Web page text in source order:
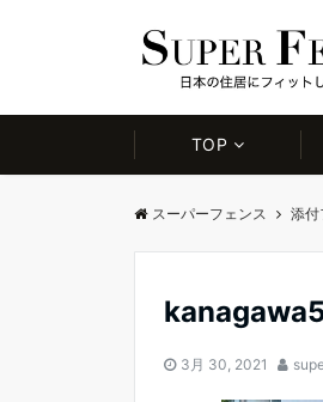
TOP
スーパーフェンス 添付
3月 30, 2021